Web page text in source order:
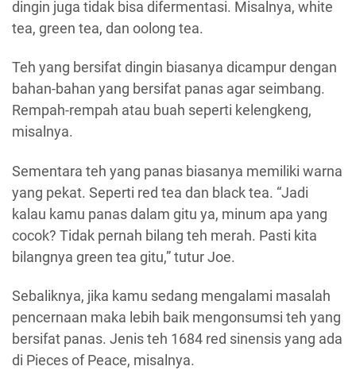
dingin juga tidak bisa difermentasi. Misalnya, white
tea, green tea, dan oolong tea.
Teh yang bersifat dingin biasanya dicampur dengan
bahan-bahan yang bersifat panas agar seimbang.
Rempah-rempah atau buah seperti kelengkeng,
misalnya.
Sementara teh yang panas biasanya memiliki warna
yang pekat. Seperti red tea dan black tea. “Jadi
kalau kamu panas dalam gitu ya, minum apa yang
cocok? Tidak pernah bilang teh merah. Pasti kita
bilangnya green tea gitu,” tutur Joe.
Sebaliknya, jika kamu sedang mengalami masalah
pencernaan maka lebih baik mengonsumsi teh yang
bersifat panas. Jenis teh 1684 red sinensis yang ada
di Pieces of Peace, misalnya.